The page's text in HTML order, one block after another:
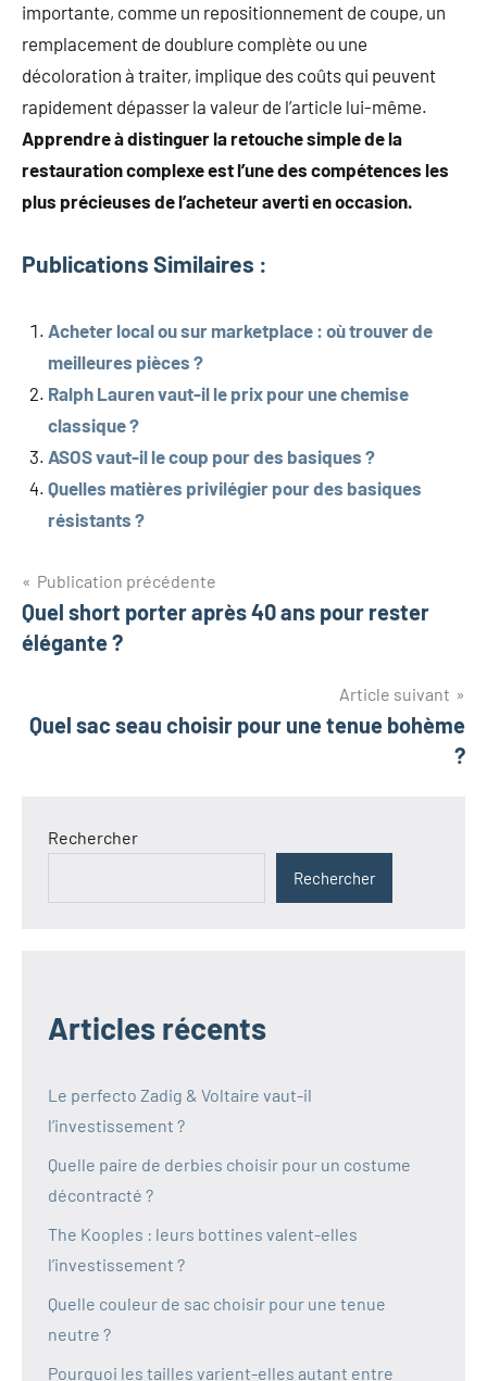
importante, comme un repositionnement de coupe, un
remplacement de doublure complète ou une
décoloration à traiter, implique des coûts qui peuvent
rapidement dépasser la valeur de l’article lui-même.
Apprendre à distinguer la retouche simple de la
restauration complexe est l’une des compétences les
plus précieuses de l’acheteur averti en occasion.
Publications Similaires :
Acheter local ou sur marketplace : où trouver de
meilleures pièces ?
Ralph Lauren vaut-il le prix pour une chemise
classique ?
ASOS vaut-il le coup pour des basiques ?
Quelles matières privilégier pour des basiques
résistants ?
Navigation
de
Publication précédente
Quel short porter après 40 ans pour rester
élégante ?
Article suivant
Quel sac seau choisir pour une tenue bohème
?
Rechercher
Rechercher
Articles récents
Le perfecto Zadig & Voltaire vaut-il
l’investissement ?
Quelle paire de derbies choisir pour un costume
décontracté ?
The Kooples : leurs bottines valent-elles
l’investissement ?
Quelle couleur de sac choisir pour une tenue
neutre ?
Pourquoi les tailles varient-elles autant entre